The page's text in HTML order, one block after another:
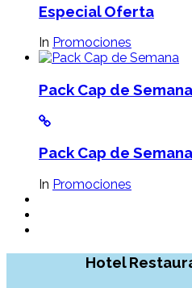
Especial Oferta
In Promociones
Pack Cap de Semana
Pack Cap de Semana
In Promociones
Hotel